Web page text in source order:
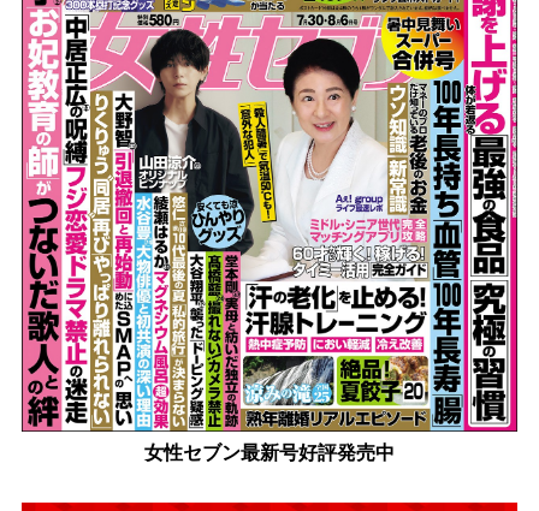
女性セブン最新号好評発売中